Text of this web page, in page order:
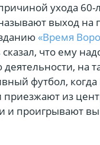
ухода 60-
выход
«Время
что ему
на
футбол, когда
приезжают из
и проигрывают